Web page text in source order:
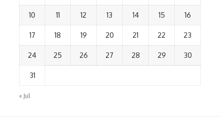
10 11 12 13 14 15 16
17 18 19 20 21 22 23
24 25 26 27 28 29 30
31
« Jul